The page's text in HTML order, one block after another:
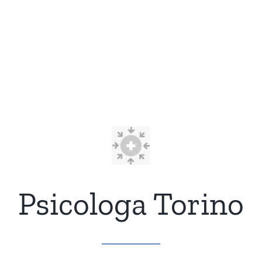
Psicologa Torino